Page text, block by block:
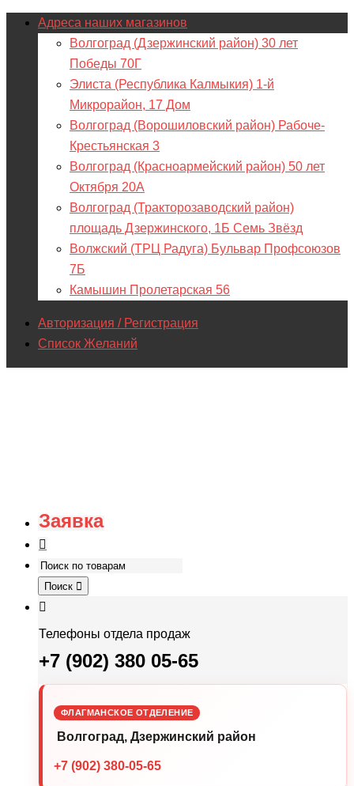
Адреса наших магазинов
Волгоград (Дзержинский район) 30 лет
Победы 70Г
Элиста (Республика Калмыкия) 1-й
Микрорайон, 17 Дом
Волгоград (Ворошиловский район) Рабоче-
Крестьянская 3
Волгоград (Красноармейский район) 50 лет
Октября 20А
Волгоград (Тракторозаводский район)
площадь Дзержинского, 1Б Семь Звёзд
Волжский (ТРЦ Радуга) Бульвар Профсоюзов
7Б
Камышин Пролетарская 56
Авторизация / Регистрация
Список Желаний
Заявка
Поиск
Телефоны отдела продаж
+7 (902) 380 05-65
ФЛАГМАНСКОЕ ОТДЕЛЕНИЕ
Волгоград, Дзержинский район
+7 (902) 380-05-65